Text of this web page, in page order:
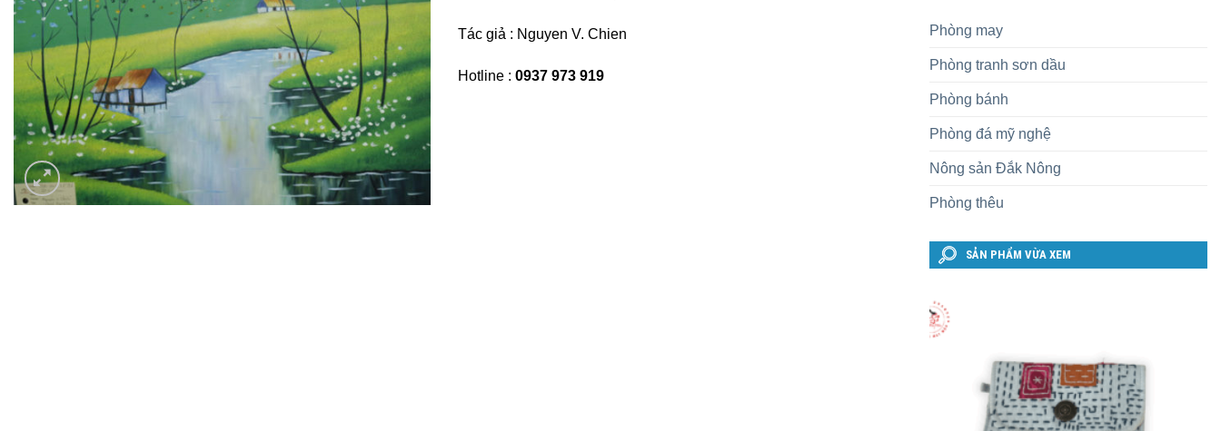
Tác giả : Nguyen V. Chien
Hotline : 0937 973 919
Phòng may
Phòng tranh sơn dầu
Phòng bánh
Phòng đá mỹ nghệ
Nông sản Đắk Nông
Phòng thêu
SẢN PHẨM VỪA XEM